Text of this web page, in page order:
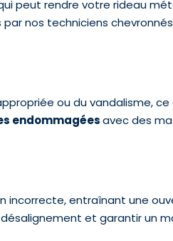
peut rendre votre rideau
nos techniciens
ou du vandalisme,
endommagéesavec des
incorrecte, entraînant une
et garantir un